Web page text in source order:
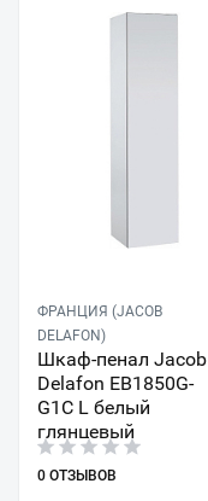
ФРАНЦИЯ (JACOB
DELAFON)
Шкаф-пенал Jacob
Delafon EB1850G-
G1C L белый
глянцевый
0 ОТЗЫВОВ